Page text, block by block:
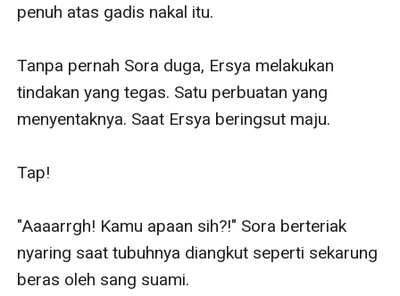
penuh atas gadis nakal itu.
Tanpa pernah Sora duga, Ersya melakukan
tindakan yang tegas. Satu perbuatan yang
menyentaknya. Saat Ersya beringsut maju.
Tap!
"Aaaarrgh! Kamu apaan sih?!" Sora berteriak
nyaring saat tubuhnya diangkut seperti sekarung
beras oleh sang suami.